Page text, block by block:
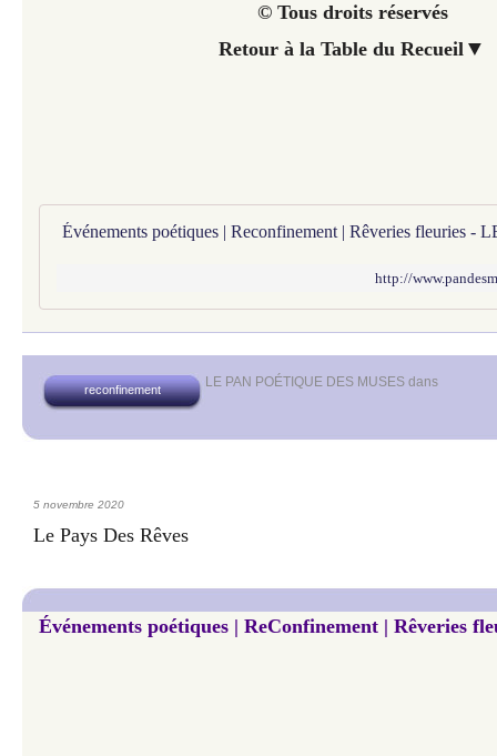
© Tous droits réservés
Retour à la Table du Recueil ▼
http://
LE PAN POÉTIQUE DES MUSES dans
reconfinement
5 novembre 2020
Le Pays Des Rêves
Événements poétiques | ReConfinement | Rêveries